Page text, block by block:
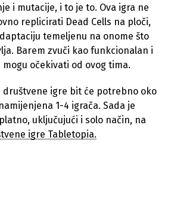
i mutacije, i to je to. Ova igra ne
replicirati Dead Cells na ploči,
temeljenu na onome što
Barem zvuči kao funkcionalan i
očekivati od ovog tima.
društvene igre bit će potrebno oko
1-4 igrača. Sada je
uključujući i solo način, na
igre Tabletopia.